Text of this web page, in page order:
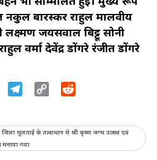
नकुल बारस्कर राहुल मालवीय
लक्ष्मण जयसवाल बिट्टू सोनी
वर्मा देवेंद्र डोंगरे रंजीत डोंगरे
Gmail Telegram
Copy
मुलताई के तत्वाधान मे श्री कृष्ण जन्म उत्सव एवं
मनाया गया